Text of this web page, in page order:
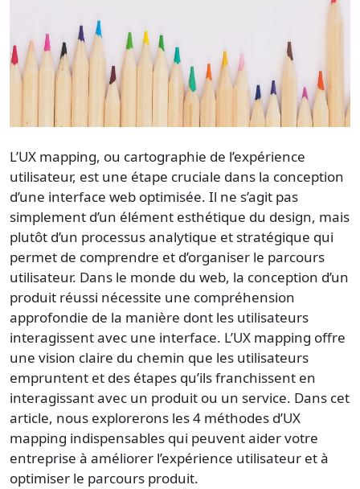
L’UX mapping, ou cartographie de l’expérience
utilisateur, est une étape cruciale dans la conception
d’une interface web optimisée. Il ne s’agit pas
simplement d’un élément esthétique du design, mais
plutôt d’un processus analytique et stratégique qui
permet de comprendre et d’organiser le parcours
utilisateur. Dans le monde du web, la conception d’un
produit réussi nécessite une compréhension
approfondie de la manière dont les utilisateurs
interagissent avec une interface. L’UX mapping offre
une vision claire du chemin que les utilisateurs
empruntent et des étapes qu’ils franchissent en
interagissant avec un produit ou un service. Dans cet
article, nous explorerons les 4 méthodes d’UX
mapping indispensables qui peuvent aider votre
entreprise à améliorer l’expérience utilisateur et à
optimiser le parcours produit.